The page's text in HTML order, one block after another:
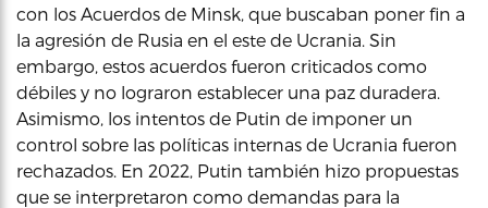
con los Acuerdos de Minsk, que buscaban poner fin a
la agresión de Rusia en el este de Ucrania. Sin
embargo, estos acuerdos fueron criticados como
débiles y no lograron establecer una paz duradera.
Asimismo, los intentos de Putin de imponer un
control sobre las políticas internas de Ucrania fueron
rechazados. En 2022, Putin también hizo propuestas
que se interpretaron como demandas para la